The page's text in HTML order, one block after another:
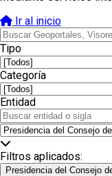
Ir al inicio
Tipo
Categoría
Entidad
Filtros aplicados:
Presidencia del Consejo